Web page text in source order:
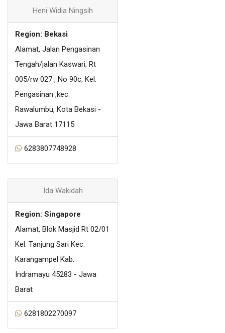
Heni Widia Ningsih
Region: Bekasi
Alamat, Jalan Pengasinan
Tengah/jalan Kaswari, Rt
005/rw 027 , No 90c, Kel.
Pengasinan ,kec.
Rawalumbu, Kota Bekasi -
Jawa Barat 17115
6283807748928
Ida Wakidah
Region: Singapore
Alamat, Blok Masjid Rt 02/01
Kel. Tanjung Sari Kec.
Karangampel Kab.
Indramayu 45283 - Jawa
Barat
6281802270097